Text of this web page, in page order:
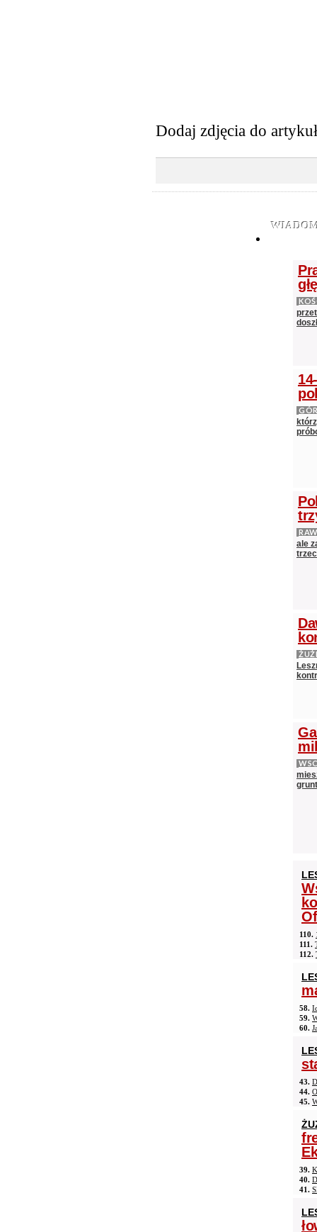
Dodaj zdjęcia do
ale
110.
111.
112.
58.
59.
60.
43.
44.
45.
39.
40.
41.